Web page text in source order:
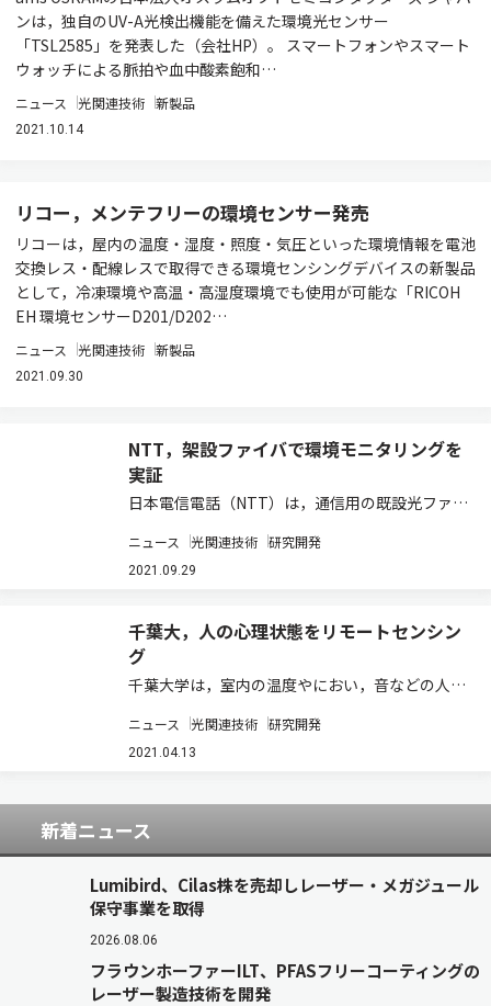
ンは，独自のUV-A光検出機能を備えた環境光センサー
「TSL2585」を発表した（会社HP）。 スマートフォンやスマート
ウォッチによる脈拍や血中酸素飽和…
ニュース 光関連技術 新製品
2021.10.14
リコー，メンテフリーの環境センサー発売
リコーは，屋内の温度・湿度・照度・気圧といった環境情報を電池
交換レス・配線レスで取得できる環境センシングデバイスの新製品
として，冷凍環境や高温・高湿度環境でも使用が可能な「RICOH
EH 環境センサーD201/D202…
ニュース 光関連技術 新製品
2021.09.30
NTT，架設ファイバで環境モニタリングを
実証
日本電信電話（NTT）は，通信用の既設光ファイ
バに加わる振動を極めて高精度に測定する技術を
実証した（ニュースリリース）。 通信用の既設光
ニュース 光関連技術 研究開発
2021.09.29
千葉大，人の心理状態をリモートセンシン
グ
千葉大学は，室内の温度やにおい，音などの人間
サネットワークシステムを開発し，取得したデー
タからその環境内にいる人間のこころの状態（心
ー…
ニュース 光関連技術 研究開発
2021.04.13
新着ニュース
Lumibird、Cilas株を売却しレーザー・メガジュール
保守事業を取得
2026.08.06
フラウンホーファーILT、PFASフリーコーティングの
レーザー製造技術を開発